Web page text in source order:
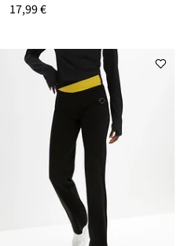
17,99 €